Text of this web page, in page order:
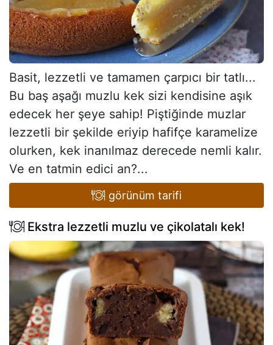
Basit, lezzetli ve tamamen çarpıcı bir tatlı...
Bu baş aşağı muzlu kek sizi kendisine aşık
edecek her şeye sahip! Piştiğinde muzlar
lezzetli bir şekilde eriyip hafifçe karamelize
olurken, kek inanılmaz derecede nemli kalır.
Ve en tatmin edici an?...
görünüm tarifi
Ekstra lezzetli muzlu ve çikolatalı kek!